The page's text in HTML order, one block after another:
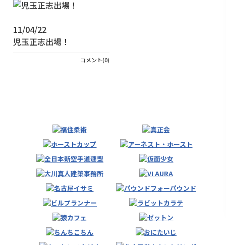
11/04/22
児玉正志出場！
コメント(0)